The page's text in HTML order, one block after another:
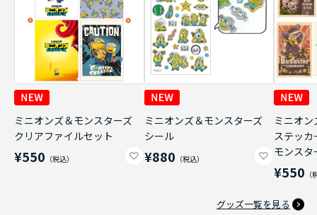
ミニオンズ＆モンスターズ
クリアファイルセット
¥550
ミニオンズ＆モンスターズ
シール
¥880
ミニオ
ステッ
モンスタ
¥550
グッズ一覧を見る